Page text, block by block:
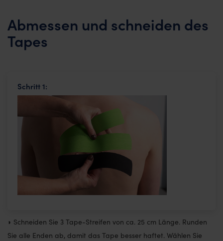
Abmessen und schneiden des
Tapes
Schritt 1:
◗ Schneiden Sie 3 Tape-Streifen von ca. 25 cm Länge. Runden
Sie alle Enden ab, damit das Tape besser haftet. Wählen Sie